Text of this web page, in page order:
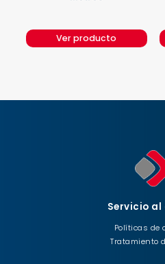
Ver producto
Servicio al
Políticas de
Tratamiento